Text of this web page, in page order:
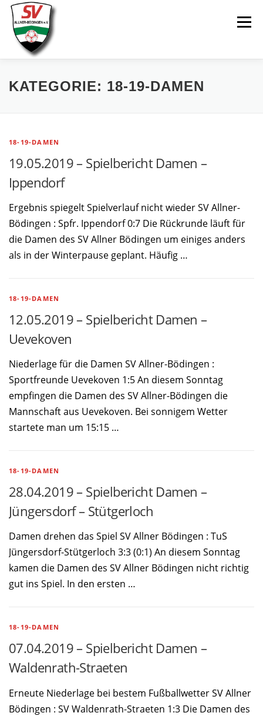
Zum
Inhalt
springen
Menü
AKTUELLES SPIELE & ERGEBNISSE
KATEGORIE: 18-19-DAMEN
18-19-DAMEN
19.05.2019 – Spielbericht Damen –
Ippendorf
Ergebnis spiegelt Spielverlauf nicht wieder SV Allner-
Bödingen : Spfr. Ippendorf 0:7 Die Rückrunde läuft für
die Damen des SV Allner Bödingen um einiges anders
als in der Winterpause geplant. Häufig …
18-19-DAMEN
12.05.2019 – Spielbericht Damen –
Uevekoven
Niederlage für die Damen SV Allner-Bödingen :
Sportfreunde Uevekoven 1:5 An diesem Sonntag
empfingen die Damen des SV Allner-Bödingen die
Mannschaft aus Uevekoven. Bei sonnigem Wetter
startete man um 15:15 …
18-19-DAMEN
28.04.2019 – Spielbericht Damen –
Jüngersdorf – Stütgerloch
Damen drehen das Spiel SV Allner Bödingen : TuS
Jüngersdorf-Stütgerloch 3:3 (0:1) An diesem Sonntag
kamen die Damen des SV Allner Bödingen nicht richtig
gut ins Spiel. In den ersten …
18-19-DAMEN
07.04.2019 – Spielbericht Damen –
Waldenrath-Straeten
Erneute Niederlage bei bestem Fußballwetter SV Allner
Bödingen : SV Waldenrath-Straeten 1:3 Die Damen des